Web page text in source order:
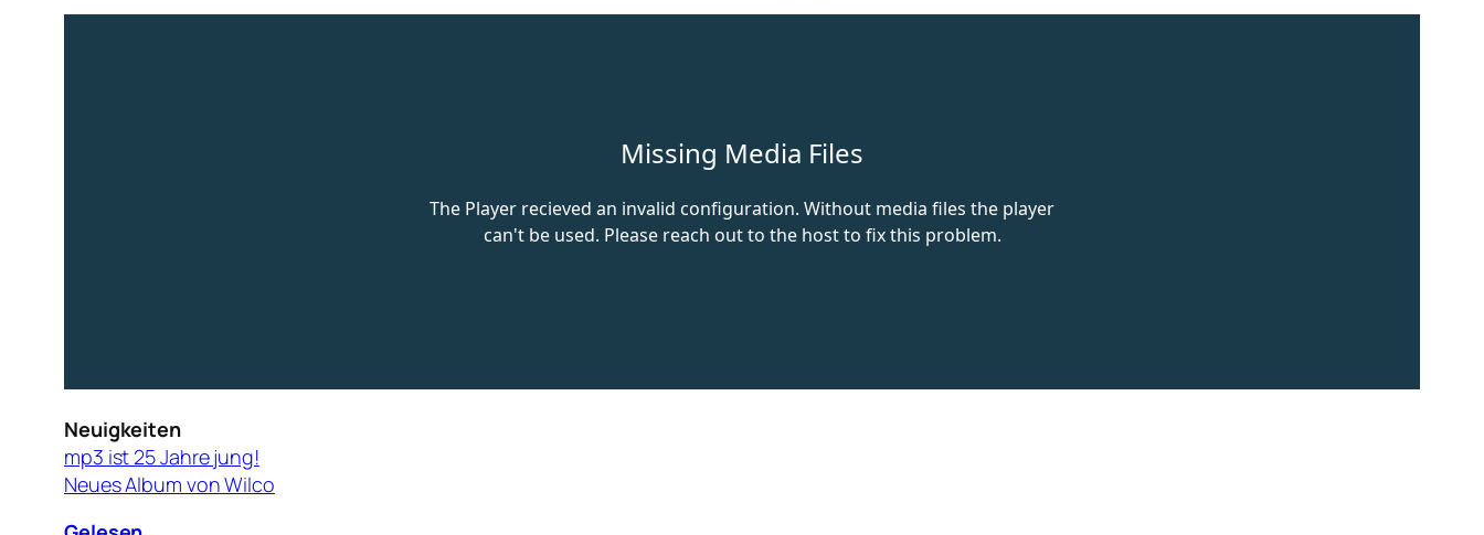
Neuigkeiten
mp3 ist 25 Jahre jung!
Neues Album von Wilco